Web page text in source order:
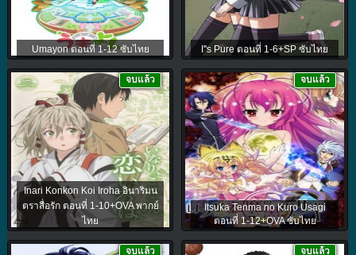
Umayon ตอนที่ 1-12 ซับไทย I''s Pure ตอนที่ 1-6+SP ซับไทย
Inari Konkon Koi Iroha อินาริมน
ตราสื่อรัก ตอนที่ 1-10+OVA พากย์
ไทย
จบแล้ว
Itsuka Tenma no Kuro Usagi
ตอนที่ 1-12+OVA ซับไทย
จบแล้ว
จบแล้ว จบแล้ว